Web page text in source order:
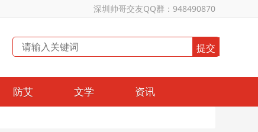
深圳帅哥交友QQ群：948490870
防艾 文学 资讯